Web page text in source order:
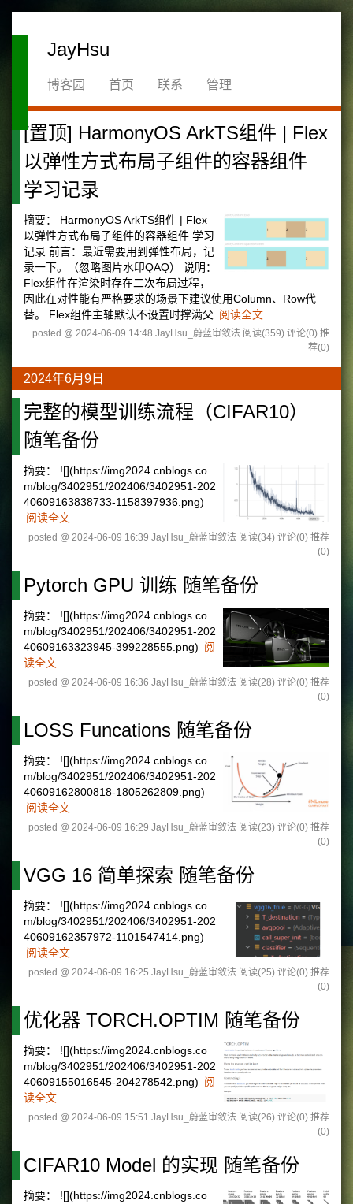
JayHsu
博客园 首页 联系 管理
[置顶] HarmonyOS ArkTS组件 | Flex
以弹性方式布局子组件的容器组件
学习记录
摘要： HarmonyOS ArkTS组件 | Flex
以弹性方式布局子组件的容器组件 学习
记录 前言：最近需要用到弹性布局，记
录一下。（忽略图片水印QAQ） 说明：
Flex组件在渲染时存在二次布局过程，
因此在对性能有严格要求的场景下建议使用Column、Row代
替。 Flex组件主轴默认不设置时撑满父 阅读全文
posted @ 2024-06-09 14:48 JayHsu_蔚蓝审敛法 阅读(359) 评论(0) 推
荐(0)
2024年6月9日
完整的模型训练流程（CIFAR10）
随笔备份
摘要： ![](https://img2024.cnblogs.co
m/blog/3402951/202406/3402951-202
40609163838733-1158397936.png)
阅读全文
posted @ 2024-06-09 16:39 JayHsu_蔚蓝审敛法 阅读(34) 评论(0) 推荐
(0)
Pytorch GPU 训练 随笔备份
摘要： ![](https://img2024.cnblogs.co
m/blog/3402951/202406/3402951-202
40609163323945-399228555.png) 阅
读全文
posted @ 2024-06-09 16:36 JayHsu_蔚蓝审敛法 阅读(28) 评论(0) 推荐
(0)
LOSS Funcations 随笔备份
摘要： ![](https://img2024.cnblogs.co
m/blog/3402951/202406/3402951-202
40609162800818-1805262809.png)
阅读全文
posted @ 2024-06-09 16:29 JayHsu_蔚蓝审敛法 阅读(23) 评论(0) 推荐
(0)
VGG 16 简单探索 随笔备份
摘要： ![](https://img2024.cnblogs.co
m/blog/3402951/202406/3402951-202
40609162357972-1101547414.png)
阅读全文
posted @ 2024-06-09 16:25 JayHsu_蔚蓝审敛法 阅读(25) 评论(0) 推荐
(0)
优化器 TORCH.OPTIM 随笔备份
摘要： ![](https://img2024.cnblogs.co
m/blog/3402951/202406/3402951-202
40609155016545-204278542.png) 阅
读全文
posted @ 2024-06-09 15:51 JayHsu_蔚蓝审敛法 阅读(26) 评论(0) 推荐
(0)
CIFAR10 Model 的实现 随笔备份
摘要： ![](https://img2024.cnblogs.co